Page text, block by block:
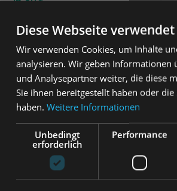
Weiterlesen
Produktbeschreibung
VETOQUINOL Rubenal 75mg 60
Unterstützung der Nierenfunktion bei
Extrakt aus Ginkgobiloba
Unterstützung der Nierengesundheit
Gesundheitsprobleme bei älteren
regenerieren, was es zu einem wichtigen
Diese Webseite
Wir verwenden Cookies, um Inhalte
analysieren. Wir geben Informationen
und Analysepartner weiter, die diese
Sie ihnen bereitgestellt haben oder
haben. Weitere Informationen
Unbedingt
erforderlich
Performance